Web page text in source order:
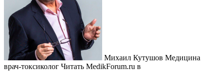
Михаил Кутушов Медицина
врач-токсиколог Читать MedikForum.ru в